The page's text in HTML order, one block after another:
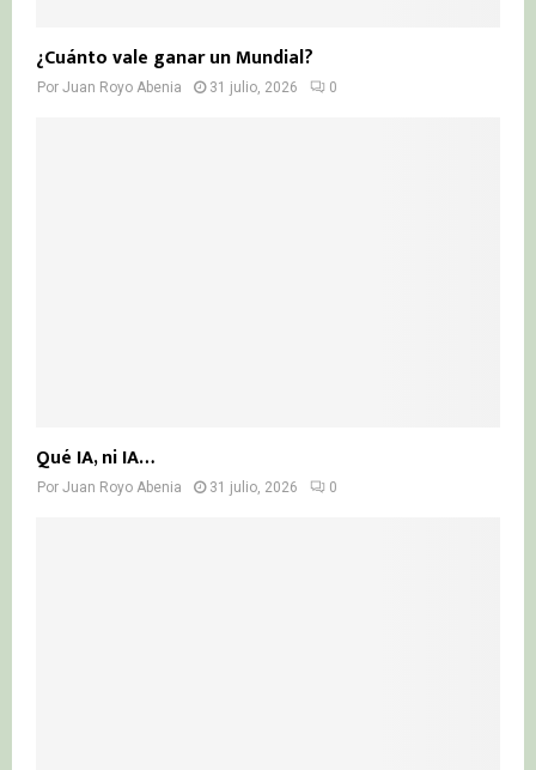
¿Cuánto vale ganar un Mundial?
Por Juan Royo Abenia 31 julio, 2026 0
Qué IA, ni IA…
Por Juan Royo Abenia 31 julio, 2026 0